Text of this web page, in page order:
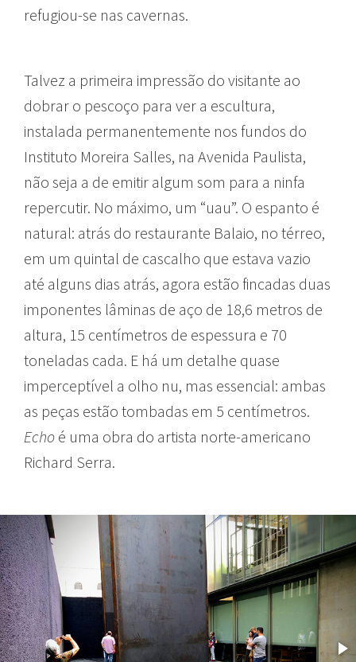
refugiou-se nas cavernas.
Talvez a primeira impressão do visitante ao
dobrar o pescoço para ver a escultura,
instalada permanentemente nos fundos do
Instituto Moreira Salles, na Avenida Paulista,
não seja a de emitir algum som para a ninfa
repercutir. No máximo, um “uau”. O espanto é
natural: atrás do restaurante Balaio, no térreo,
em um quintal de cascalho que estava vazio
até alguns dias atrás, agora estão fincadas duas
imponentes lâminas de aço de 18,6 metros de
altura, 15 centímetros de espessura e 70
toneladas cada. E há um detalhe quase
imperceptível a olho nu, mas essencial: ambas
as peças estão tombadas em 5 centímetros.
Echo é uma obra do artista norte-americano
Richard Serra.